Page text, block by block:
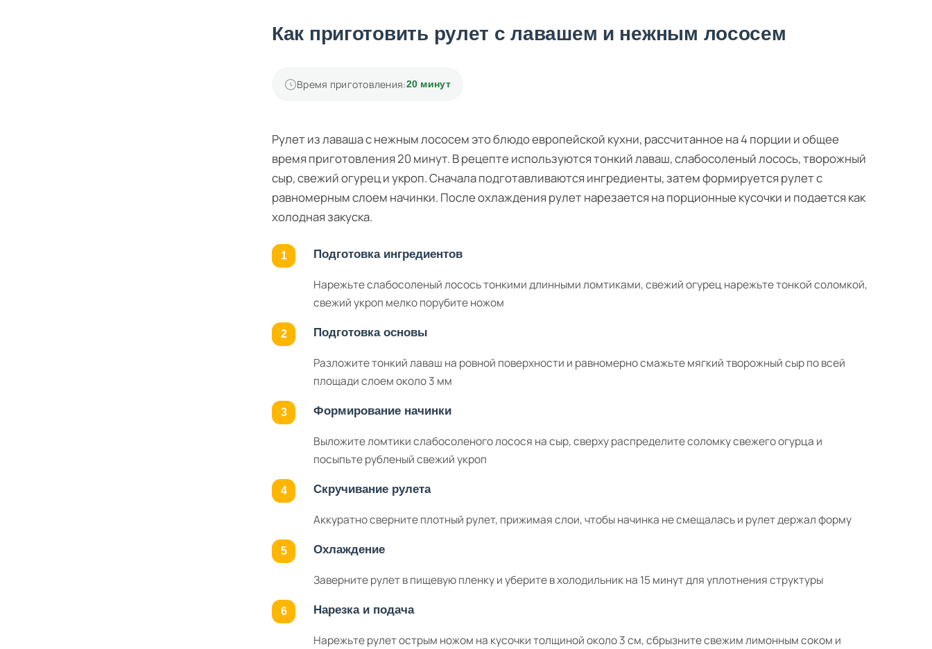
Как приготовить рулет с лавашем и нежным лососем
Время приготовления:20 минут
Рулет из лаваша с нежным лососем это блюдо европейской кухни, рассчитанное на 4 порции и общее
время приготовления 20 минут. В рецепте используются тонкий лаваш, слабосоленый лосось, творожный
сыр, свежий огурец и укроп. Сначала подготавливаются ингредиенты, затем формируется рулет с
равномерным слоем начинки. После охлаждения рулет нарезается на порционные кусочки и подается как
холодная закуска.
Подготовка ингредиентов
Нарежьте слабосоленый лосось тонкими длинными ломтиками, свежий огурец нарежьте тонкой соломкой,
свежий укроп мелко порубите ножом
Подготовка основы
Разложите тонкий лаваш на ровной поверхности и равномерно смажьте мягкий творожный сыр по всей
площади слоем около 3 мм
Формирование начинки
Выложите ломтики слабосоленого лосося на сыр, сверху распределите соломку свежего огурца и
посыпьте рубленый свежий укроп
Скручивание рулета
Аккуратно сверните плотный рулет, прижимая слои, чтобы начинка не смещалась и рулет держал форму
Охлаждение
Заверните рулет в пищевую пленку и уберите в холодильник на 15 минут для уплотнения структуры
Нарезка и подача
Нарежьте рулет острым ножом на кусочки толщиной около 3 см, сбрызните свежим лимонным соком и